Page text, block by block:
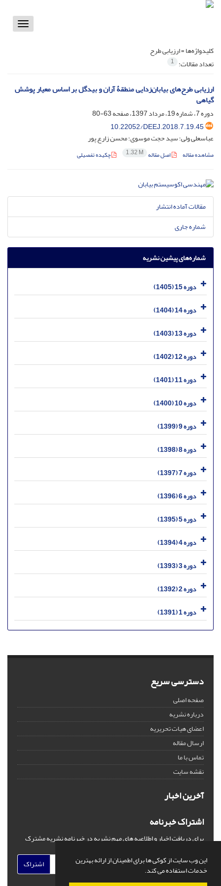
این وب سایت از کوکی ها برای اطمینان از ارائه بهترین
خدمات استفاده می کند.
Toggle
کلیدواژه‌ها =ارزیابی طرح
تعداد مقالات: 1
ارزیابی طرح‌های بیابان‌زدایی منطقۀ آران و بیدگل بر اساس معیار پوشش
گیاهی
دوره 7، شماره 19، مرداد 1397، صفحه
63-80
10.22052/DEEJ.2018.7.19.45
عباسعلی ولی؛ سید حجت موسوی؛ محسن زارع پور
مشاهده مقاله اصل مقاله 1.32 M چکیده تفصیلی
مقالات آماده انتشار
شماره جاری
شماره‌های پیشین نشریه
دوره 15 (1405)
دوره 14 (1404)
دوره 13 (1403)
دوره 12 (1402)
دوره 11 (1401)
دوره 10 (1400)
دوره 9 (1399)
دوره 8 (1398)
دوره 7 (1397)
دوره 6 (1396)
دوره 5 (1395)
دوره 4 (1394)
دوره 3 (1393)
دوره 2 (1392)
دوره 1 (1391)
دسترسی سریع
صفحه اصلی
درباره نشریه
اعضای هیات تحریریه
ارسال مقاله
تماس با ما
نقشه سایت
آخرین اخبار
اشتراک خبرنامه
برای دریافت اخبار و اطلاعیه های مهم نشریه در خبرنامه نشریه مشترک
اشتراک